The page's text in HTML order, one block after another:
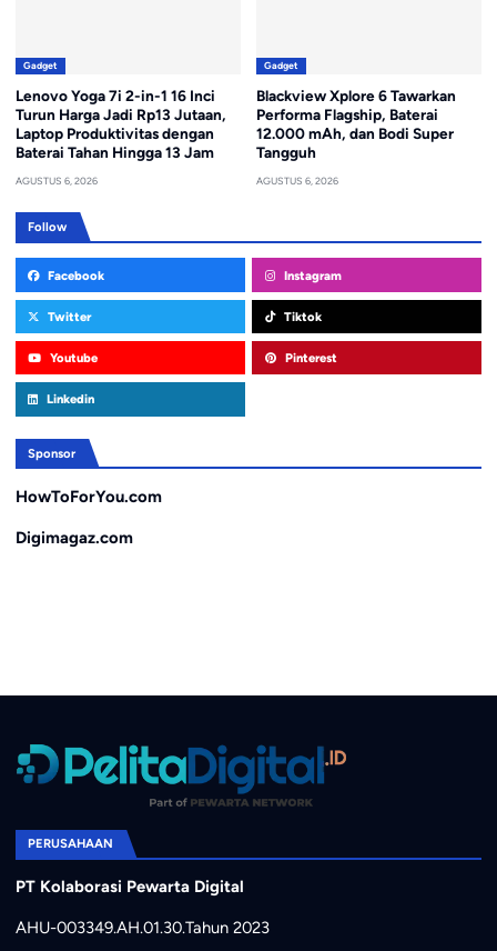
Gadget
Lenovo Yoga 7i 2-in-1 16 Inci
Turun Harga Jadi Rp13 Jutaan,
Laptop Produktivitas dengan
Baterai Tahan Hingga 13 Jam
AGUSTUS 6, 2026
Gadget
Blackview Xplore 6 Tawarkan
Performa Flagship, Baterai
12.000 mAh, dan Bodi Super
Tangguh
AGUSTUS 6, 2026
Follow
Facebook Instagram
Twitter Tiktok
Youtube Pinterest
Linkedin
Sponsor
HowToForYou.com
Digimagaz.com
PERUSAHAAN
PT Kolaborasi Pewarta Digital
AHU-003349.AH.01.30.Tahun 2023